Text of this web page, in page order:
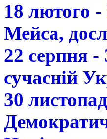
18 лютого
Мейса,
22 серпня -
сучасній
30